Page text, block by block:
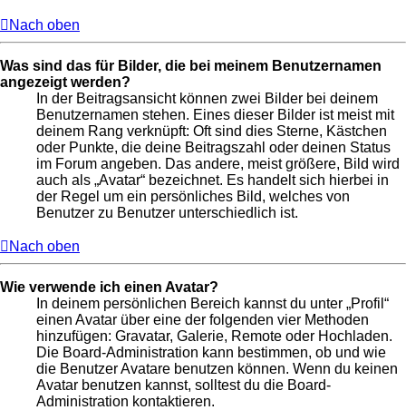
Nach oben
Was sind das für Bilder, die bei meinem Benutzernamen
angezeigt werden?
In der Beitragsansicht können zwei Bilder bei deinem
Benutzernamen stehen. Eines dieser Bilder ist meist mit
deinem Rang verknüpft: Oft sind dies Sterne, Kästchen
oder Punkte, die deine Beitragszahl oder deinen Status
im Forum angeben. Das andere, meist größere, Bild wird
auch als „Avatar“ bezeichnet. Es handelt sich hierbei in
der Regel um ein persönliches Bild, welches von
Benutzer zu Benutzer unterschiedlich ist.
Nach oben
Wie verwende ich einen Avatar?
In deinem persönlichen Bereich kannst du unter „Profil“
einen Avatar über eine der folgenden vier Methoden
hinzufügen: Gravatar, Galerie, Remote oder Hochladen.
Die Board-Administration kann bestimmen, ob und wie
die Benutzer Avatare benutzen können. Wenn du keinen
Avatar benutzen kannst, solltest du die Board-
Administration kontaktieren.